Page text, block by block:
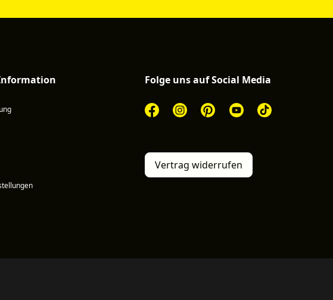
Folge uns auf Social Media
Vertrag widerrufen